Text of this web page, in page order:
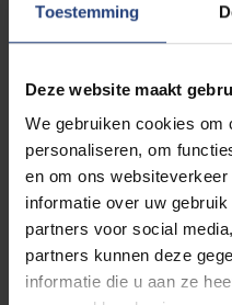
Toestemming
Deze website maakt
We gebruiken cookies om
personaliseren, om
en om ons
informatie over uw
partners voor social
partners kunnen deze
informatie die u aan ze
Voorwaardelijk
tijden
Rentrée-interview
over waarden,
universiteit in
Lees meer